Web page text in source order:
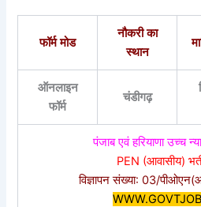
फॉर्म मोड
नौकरी का
स्थान
ऑनलाइन
फॉर्म
चंडीगढ़
पंजाब एवं हरियाणा उच्च
PEN (आवासीय)
विज्ञापन संख्या: 03/